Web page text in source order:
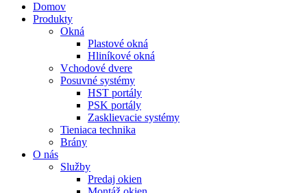
Domov
Produkty
Okná
Plastové okná
Hliníkové okná
Vchodové dvere
Posuvné systémy
HST portály
PSK portály
Zasklievacie systémy
Tieniaca technika
Brány
O nás
Služby
Predaj okien